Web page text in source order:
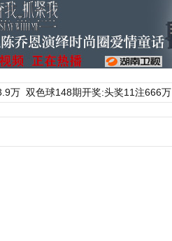
万 双色球148期开奖:头奖11注666万